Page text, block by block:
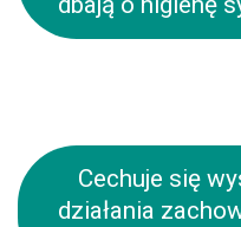
Cechuje się
działania